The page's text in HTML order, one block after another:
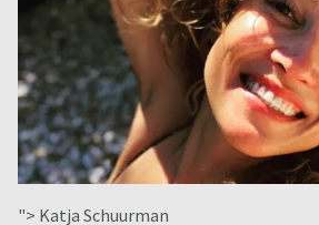
"> Katja Schuurman